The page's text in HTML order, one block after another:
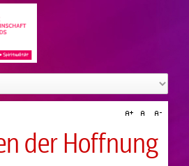
der Hoffnung